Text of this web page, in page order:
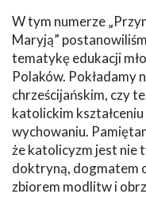
W tym numerze
Maryją”
tematykę edukacji
Polaków. Pokładamy
chrześcijańskim, czy
katolickim kształceniu
wychowaniu.
że katolicyzm jest nie
doktryną, dogmatem
zbiorem modlitw i